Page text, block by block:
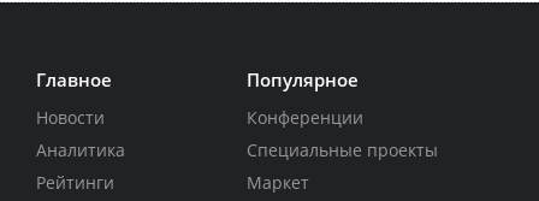
Главное
Новости
Аналитика
Рейтинги
Популярное
Конференции
Специальные проекты
Маркет